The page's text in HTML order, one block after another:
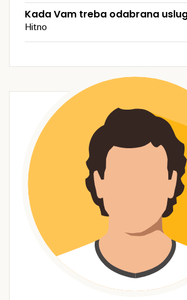
Kada Vam treba odabrana
Hitno